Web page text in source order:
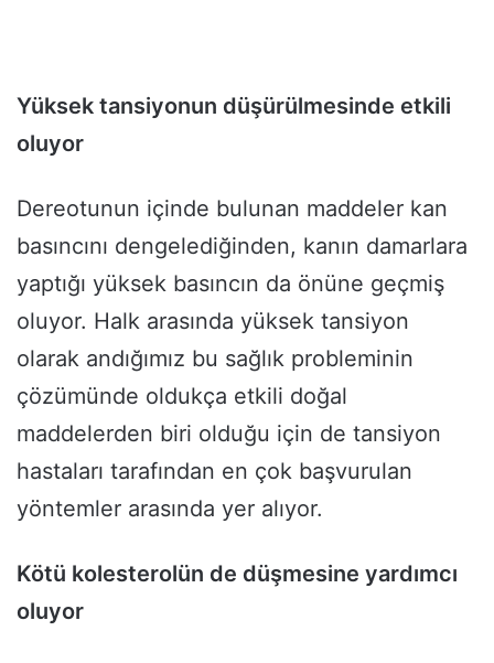
Yüksek tansiyonun düşürülmesinde etkili
oluyor
Dereotunun içinde bulunan maddeler kan
basıncını dengelediğinden, kanın damarlara
yaptığı yüksek basıncın da önüne geçmiş
oluyor. Halk arasında yüksek tansiyon
olarak andığımız bu sağlık probleminin
çözümünde oldukça etkili doğal
maddelerden biri olduğu için de tansiyon
hastaları tarafından en çok başvurulan
yöntemler arasında yer alıyor.
Kötü kolesterolün de düşmesine yardımcı
oluyor